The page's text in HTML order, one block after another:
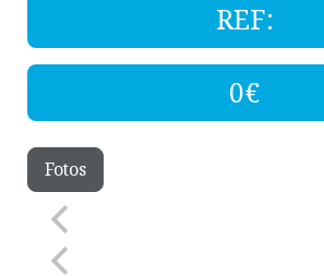
REF:
0€
Fotos